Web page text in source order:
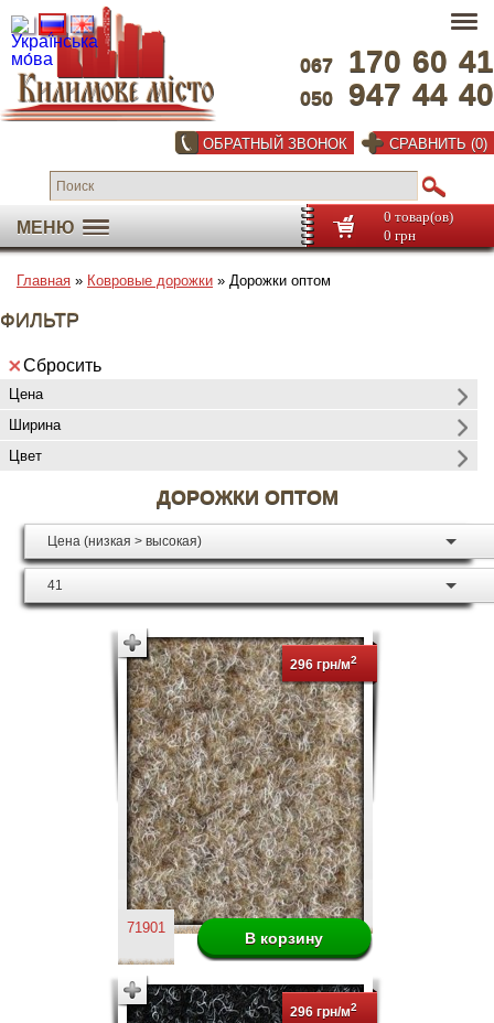
067 170 60 41
050 947 44 40
ОБРАТНЫЙ ЗВОНОК СРАВНИТЬ (0)
МЕНЮ
0 товар(ов)
0 грн
Главная » Ковровые дорожки » Дорожки оптом
ФИЛЬТР
Сбросить
Цена
Ширина
Цвет
ДОРОЖКИ ОПТОМ
Цена (низкая > высокая)
41
296 грн/м2
71901
296 грн/м2